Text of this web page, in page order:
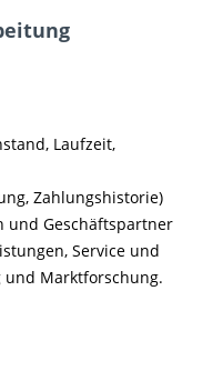
Laufzeit,
Zahlungshistorie)
und Geschäftspartner
Service und
und Marktforschung.